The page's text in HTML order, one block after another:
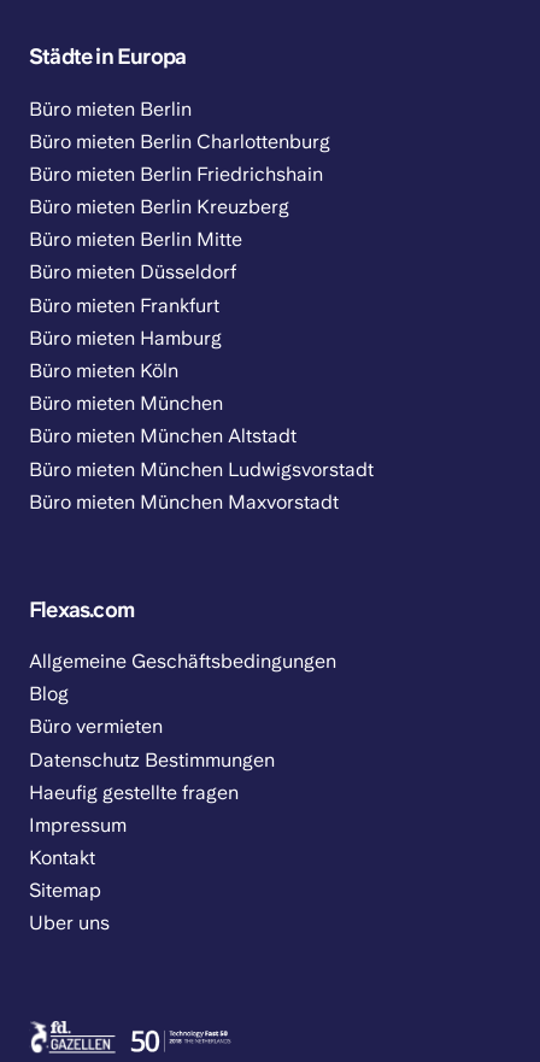
Städte in Europa
Büro mieten Berlin
Büro mieten Berlin Charlottenburg
Büro mieten Berlin Friedrichshain
Büro mieten Berlin Kreuzberg
Büro mieten Berlin Mitte
Büro mieten Düsseldorf
Büro mieten Frankfurt
Büro mieten Hamburg
Büro mieten Köln
Büro mieten München
Büro mieten München Altstadt
Büro mieten München Ludwigsvorstadt
Büro mieten München Maxvorstadt
Flexas.com
Allgemeine Geschäftsbedingungen
Blog
Büro vermieten
Datenschutz Bestimmungen
Haeufig gestellte fragen
Impressum
Kontakt
Sitemap
Uber uns